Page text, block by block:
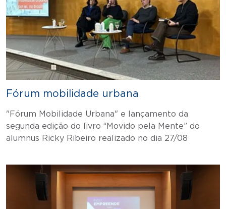
Fórum mobilidade urbana
"Fórum Mobilidade Urbana" e lançamento da
segunda edição do livro “Movido pela Mente” do
alumnus Ricky Ribeiro realizado no dia 27/08